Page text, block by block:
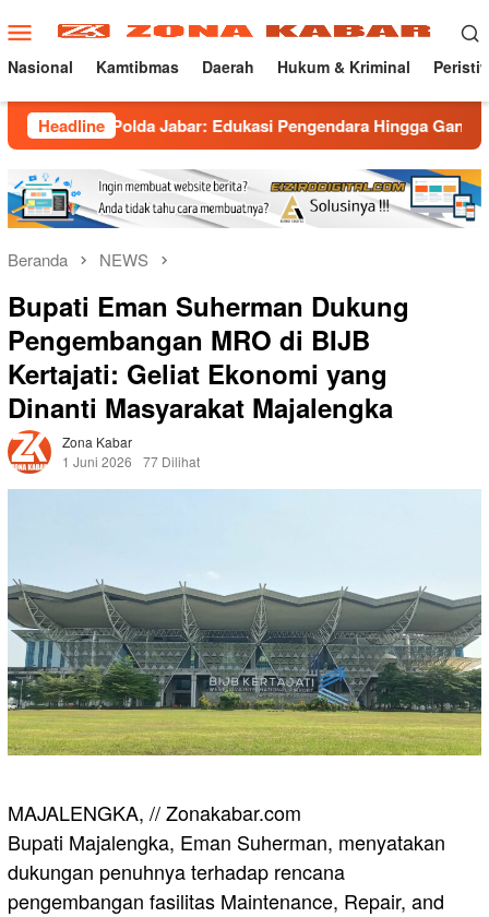
ke
konten
Menu
Mobile
Nasional Kamtibmas Daerah Hukum & Kriminal
Headline
Jabar: Edukasi Pengendara Hingga Ganti Knalpot
Beranda NEWS
Bupati Eman Suherman Dukung
Pengembangan MRO di BIJB
Kertajati: Geliat Ekonomi yang
Dinanti Masyarakat Majalengka
Zona Kabar
1 Juni 2026
77 Dilihat
​MAJALENGKA, // Zonakabar.com
Bupati Majalengka, Eman Suherman, menyatakan
dukungan penuhnya terhadap rencana
pengembangan fasilitas Maintenance, Repair, and